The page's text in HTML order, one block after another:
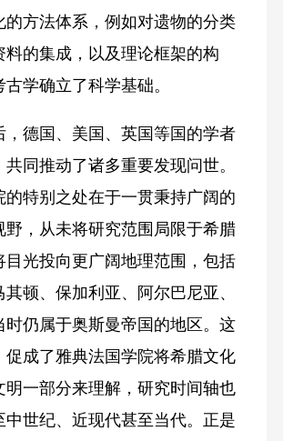
的方法体系，例如对遗物的分类
料的集成，以及理论框架的构
学确立了科学基础。
德国、美国、英国等国的学者
同推动了诸多重要发现问世。
的特别之处在于一贯秉持广阔的
野，从未将研究范围局限于希腊
目光投向更广阔地理范围，包括
顿、保加利亚、阿尔巴尼亚、
时仍属于奥斯曼帝国的地区。这
促成了雅典法国学院将希腊文化
明一部分来理解，研究时间轴也
中世纪、近现代甚至当代。正是